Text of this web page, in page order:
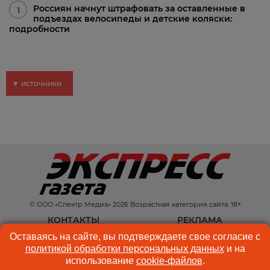
1
Россиян начнут штрафовать за оставленные в
подъездах велосипеды и детские коляски:
подробности
▼ источники
© ООО «Спектр Медиа» 2026 Возрастная категория сайта: 18+
КОНТАКТЫ
РЕКЛАМА
КУКИ-ФАЙЛЫ
ПОЛЬЗОВАТЕЛЬСКОЕ
СОГЛАШЕНИЕ
Оставаясь на сайте, вы подтверждаете свое согласие с
политикой обработки персональных данныхи на
использование cookie-файлов.